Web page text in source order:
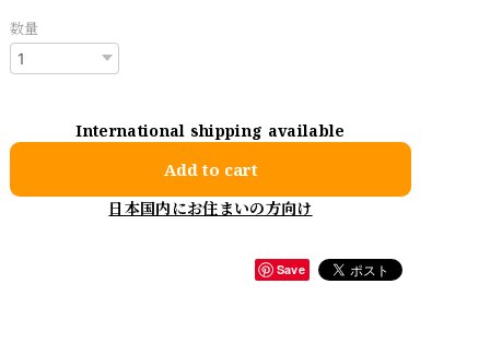
数量
International shipping available
Add to cart
日本国内にお住まいの方向け
Save